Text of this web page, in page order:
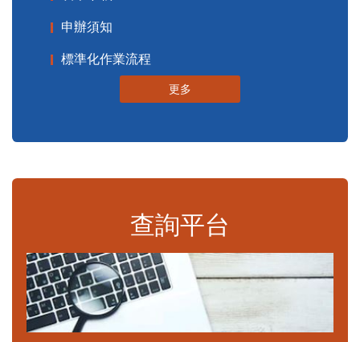
申辦須知
標準化作業流程
更多
查詢平台